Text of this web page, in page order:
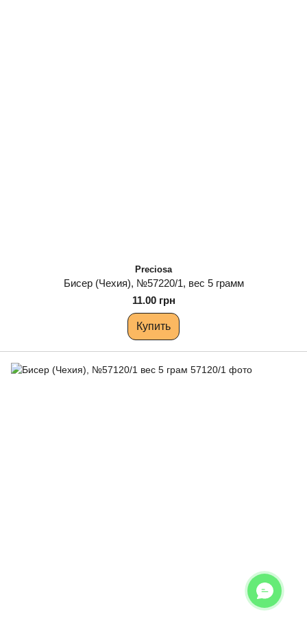
Preciosa
Бисер (Чехия), №57220/1, вес 5 грамм
11.00 грн
Купить